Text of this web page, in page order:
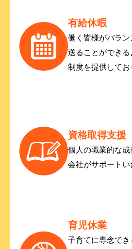
有給休暇
働く皆様がバラ
送ることができ
制度を提供してお
資格取得支援
個人の職業的な
会社がサポートい
育児休業
子育てに専念で